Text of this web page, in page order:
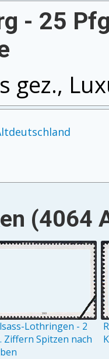
- 25
gez.,
(4064
Lothringen - 2
Ziffern Spitzen nach